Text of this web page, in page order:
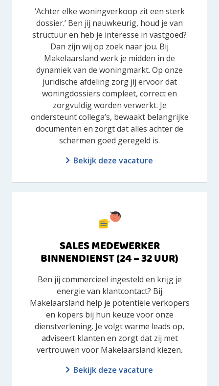
‘Achter elke woningverkoop zit een sterk
dossier.’ Ben jij nauwkeurig, houd je van
structuur en heb je interesse in vastgoed?
Dan zijn wij op zoek naar jou. Bij
Makelaarsland werk je midden in de
dynamiek van de woningmarkt. Op onze
juridische afdeling zorg jij ervoor dat
woningdossiers compleet, correct en
zorgvuldig worden verwerkt. Je
ondersteunt collega’s, bewaakt belangrijke
documenten en zorgt dat alles achter de
schermen goed geregeld is.
Bekijk deze vacature
SALES MEDEWERKER
BINNENDIENST (24 – 32 UUR)
Ben jij commercieel ingesteld en krijg je
energie van klantcontact? Bij
Makelaarsland help je potentiële verkopers
en kopers bij hun keuze voor onze
dienstverlening. Je volgt warme leads op,
adviseert klanten en zorgt dat zij met
vertrouwen voor Makelaarsland kiezen.
Bekijk deze vacature